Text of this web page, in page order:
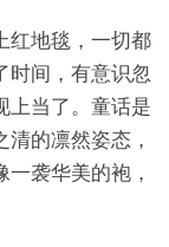
红地毯，一切都
时间，有意识忽
上当了。童话是
的凛然姿态，
袭华美的袍，